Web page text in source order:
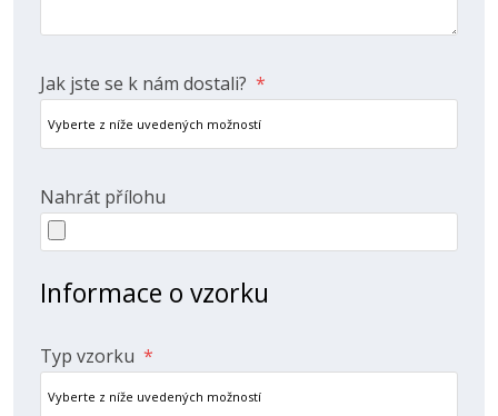
Jak jste se k nám dostali? *
Nahrát přílohu
Informace o vzorku
Typ vzorku *